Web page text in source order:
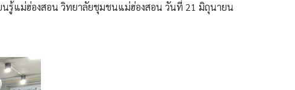
นรู้แม่ฮ่องสอน วิทยาลัยชุมชนแม่ฮ่องสอน วันที่ 21 มิถุนายน